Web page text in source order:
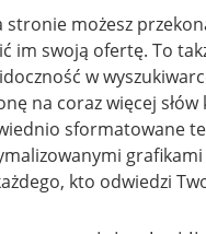
stronie możesz
im swoją ofertę. To
w
na coraz więcej słów
sformatowane
grafikami
kto odwiedzi